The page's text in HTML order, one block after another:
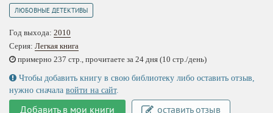
ЛЮБОВНЫЕ ДЕТЕКТИВЫ
Год выхода: 2010
Серия: Легкая книга
примерно 237 стр., прочитаете за 24 дня (10 стр./день)
Чтобы добавить книгу в свою библиотеку либо оставить отзыв,
нужно сначала войти на сайт.
Добавить в мои книги
оставить отзыв